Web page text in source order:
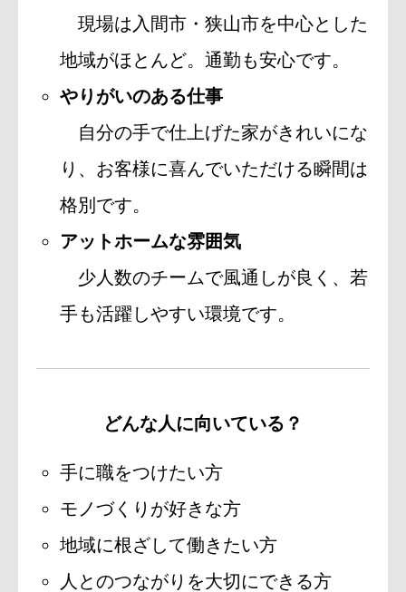
現場は入間市・狭山市を中心とした
地域がほとんど。通勤も安心です。
やりがいのある仕事
自分の手で仕上げた家がきれいにな
り、お客様に喜んでいただける瞬間は
格別です。
アットホームな雰囲気
少人数のチームで風通しが良く、若
手も活躍しやすい環境です。
どんな人に向いている？
手に職をつけたい方
モノづくりが好きな方
地域に根ざして働きたい方
人とのつながりを大切にできる方